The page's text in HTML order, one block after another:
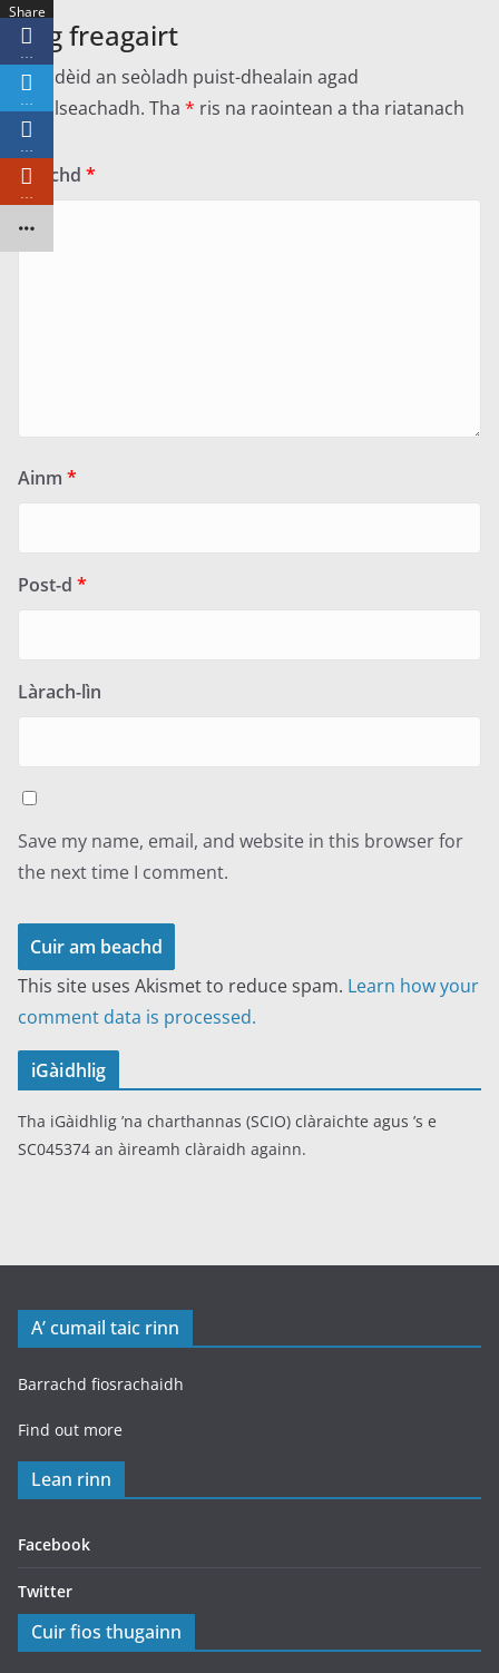
Fàg freagairt
Cha dèid an seòladh puist-dhealain agad
fhoillseachadh. Tha * ris na raointean a tha riatanach
Beachd *
Ainm *
Post-d *
Làrach-lìn
Save my name, email, and website in this browser for
the next time I comment.
This site uses Akismet to reduce spam. Learn how your
comment data is processed.
iGàidhlig
Tha iGàidhlig ’na charthannas (SCIO) clàraichte agus ’s e
SC045374 an àireamh clàraidh againn.
A’ cumail taic rinn
Barrachd fiosrachaidh
Find out more
Lean rinn
Facebook
Twitter
Cuir fios thugainn
Share
s